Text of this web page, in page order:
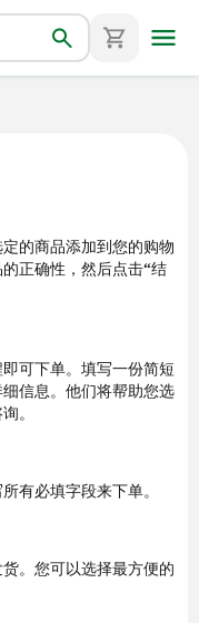
的商品添加到您的购物
正确性，然后点击“结
可下单。填写一份简短
信息。他们将帮助您选
。
有必填字段来下单。
。您可以选择最方便的